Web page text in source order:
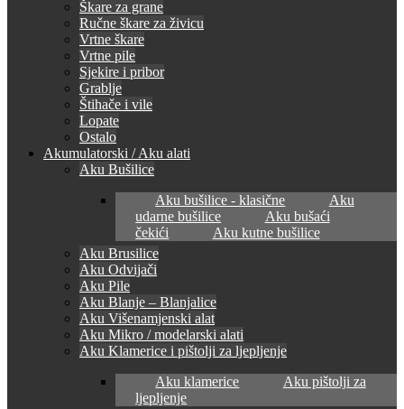
Škare za grane
Ručne škare za živicu
Vrtne škare
Vrtne pile
Sjekire i pribor
Grablje
Štihače i vile
Lopate
Ostalo
Akumulatorski / Aku alati
Aku Bušilice
Aku bušilice - klasične
Aku
udarne bušilice
Aku bušaći
čekići
Aku kutne bušilice
Aku Brusilice
Aku Odvijači
Aku Pile
Aku Blanje – Blanjalice
Aku Višenamjenski alat
Aku Mikro / modelarski alati
Aku Klamerice i pištolji za ljepljenje
Aku klamerice
Aku pištolji za
ljepljenje